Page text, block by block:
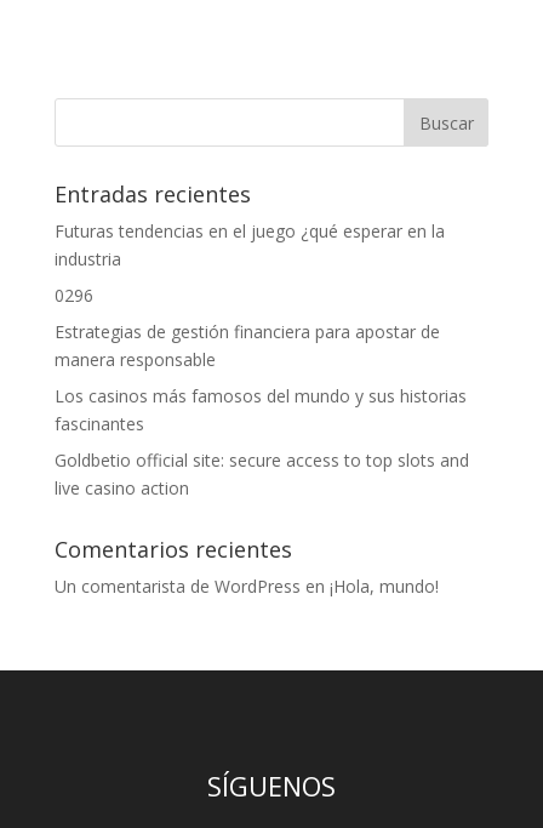
Entradas recientes
Futuras tendencias en el juego ¿qué esperar en la
industria
0296
Estrategias de gestión financiera para apostar de
manera responsable
Los casinos más famosos del mundo y sus historias
fascinantes
Goldbetio official site: secure access to top slots and
live casino action
Comentarios recientes
Un comentarista de WordPress en ¡Hola, mundo!
SÍGUENOS